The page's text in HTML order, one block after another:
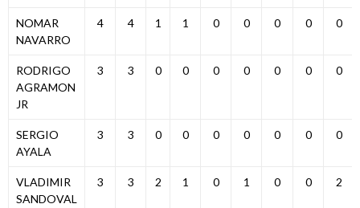
NOMAR
NAVARRO
4 4 1 1 0 0 0 0 0
RODRIGO
AGRAMON
JR
3 3 0 0 0 0 0 0 0
SERGIO
AYALA
3 3 0 0 0 0 0 0 0
VLADIMIR
SANDOVAL
3 3 2 1 0 1 0 0 2